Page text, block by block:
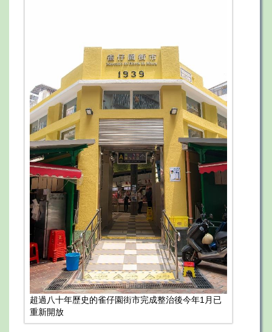
超過八十年歷史的雀仔園街市完成整治後今年1月已
重新開放